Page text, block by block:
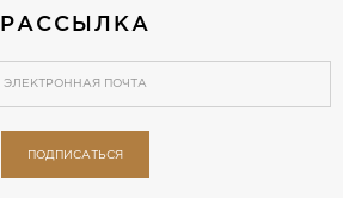
РАССЫЛКА
ПОДПИСАТЬСЯ